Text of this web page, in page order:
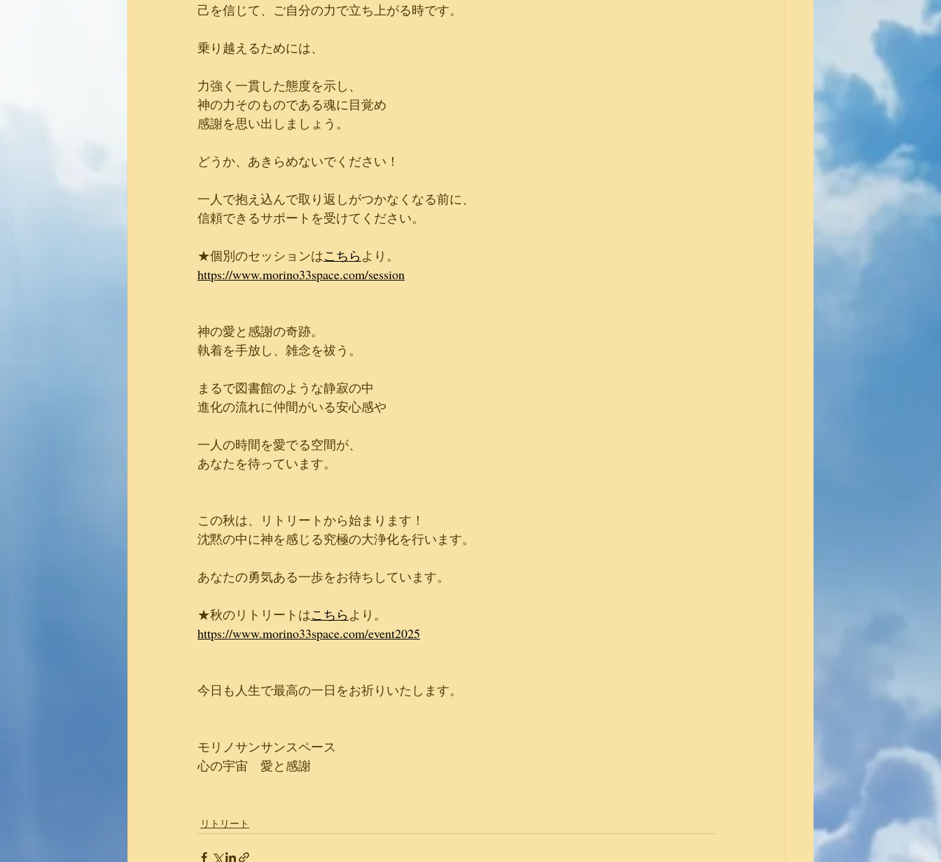
己を信じて、ご自分の力で立ち上がる時です。
乗り越えるためには、
力強く一貫した態度を示し、
神の力そのものである魂に目覚め
感謝を思い出しましょう。
どうか、あきらめないでください！
一人で抱え込んで取り返しがつかなくなる前に、
信頼できるサポートを受けてください。
★個別のセッションはこちらより。
https://www.morino33space.com/session
神の愛と感謝の奇跡。
執着を手放し、雑念を祓う。
まるで図書館のような静寂の中
進化の流れに仲間がいる安心感や
一人の時間を愛でる空間が、
あなたを待っています。
この秋は、リトリートから始まります！
沈黙の中に神を感じる究極の大浄化を行います。
あなたの勇気ある一歩をお待ちしています。
★秋のリトリートはこちらより。
https://www.morino33space.com/event2025
今日も人生で最高の一日をお祈りいたします。
モリノサンサンスペース
心の宇宙　愛と感謝
リトリート